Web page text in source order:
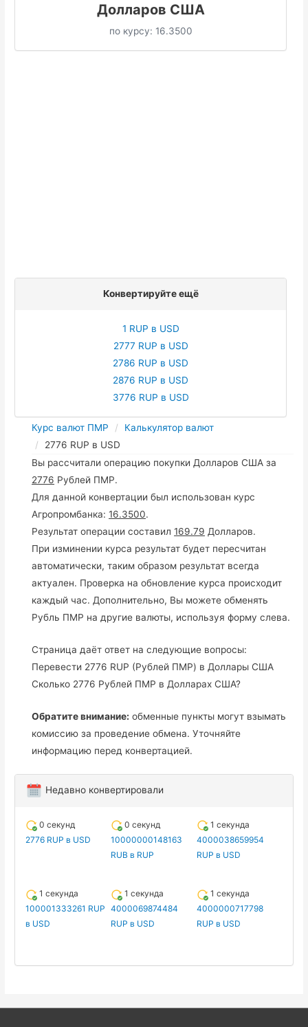
Долларов США
по курсу: 16.3500
Конвертируйте ещё
1 RUP в USD
2777 RUP в USD
2786 RUP в USD
2876 RUP в USD
3776 RUP в USD
Курс валют ПМР
Калькулятор валют
2776 RUP в USD
Вы рассчитали операцию покупки Долларов США за
2776 Рублей ПМР.
Для данной конвертации был использован курс
Агропромбанка:16.3500.
Результат операции составил169.79 Долларов.
При изминении курса результат будет пересчитан
автоматически, таким образом результат всегда
актуален. Проверка на обновление курса происходит
каждый час. Дополнительно, Вы можете обменять
Рубль ПМР на другие валюты, используя форму слева.
Страница даёт ответ на следующие вопросы:
Перевести 2776 RUP (Рублей ПМР) в Доллары США
Сколько 2776 Рублей ПМР в Долларах США?
Обратите внимание: обменные пункты могут взымать
комиссию за проведение обмена. Уточняйте
информацию перед конвертацией.
Недавно конвертировали
0 секунд
2776 RUP в USD
0 секунд
10000000148163
RUB в RUP
1 секунда
4000038659954
RUP в USD
1 секунда
100001333261 RUP
в USD
1 секунда
4000069874484
RUP в USD
1 секунда
4000000717798
RUP в USD